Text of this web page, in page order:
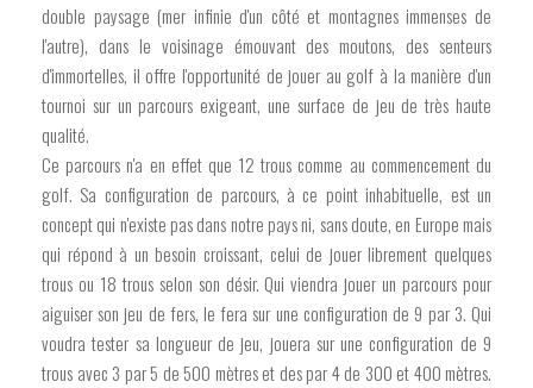
double paysage (mer infinie d'un côté et montagnes immenses de
l'autre), dans le voisinage émouvant des moutons, des senteurs
d'immortelles, il offre l'opportunité de jouer au golf à la manière d'un
tournoi sur un parcours exigeant, une surface de jeu de très haute
qualité.
Ce parcours n'a en effet que 12 trous comme au commencement du
golf. Sa configuration de parcours, à ce point inhabituelle, est un
concept qui n'existe pas dans notre pays ni, sans doute, en Europe mais
qui répond à un besoin croissant, celui de jouer librement quelques
trous ou 18 trous selon son désir. Qui viendra jouer un parcours pour
aiguiser son jeu de fers, le fera sur une configuration de 9 par 3. Qui
voudra tester sa longueur de jeu, jouera sur une configuration de 9
trous avec 3 par 5 de 500 mètres et des par 4 de 300 et 400 mètres.